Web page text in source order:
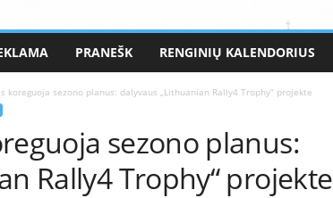
PRANEŠK RENGINIŲ KALENDORIUS
koreguoja sezono planus: dalyvaus „Lithuanian Rally4 Trophy“ projekte
sezono planus:
Rally4 Trophy“ projekte